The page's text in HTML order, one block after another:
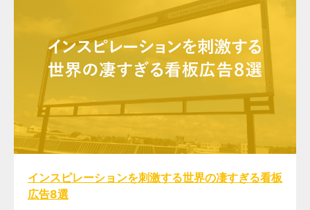
インスピレーションを刺激する世界の凄すぎる看板
広告8選